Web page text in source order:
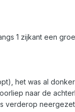
1 zijkant een
het was al
naar de
verderop